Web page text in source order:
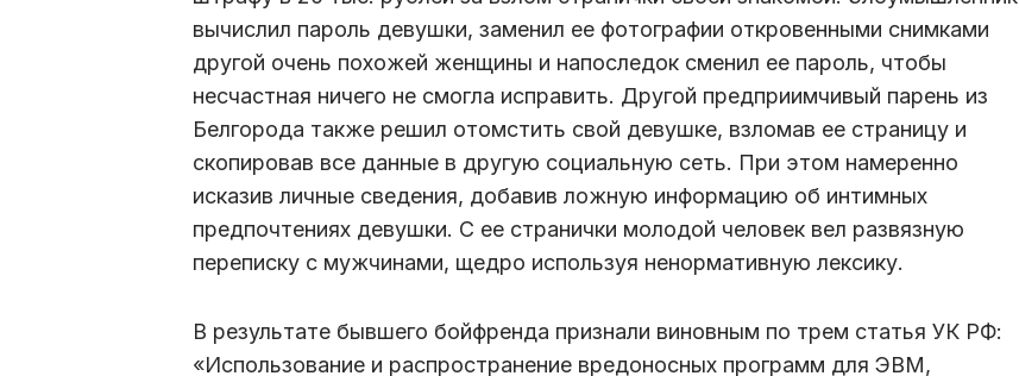
вычислил пароль девушки, заменил ее фотографии откровенными снимками
другой очень похожей женщины и напоследок сменил ее пароль, чтобы
несчастная ничего не смогла исправить. Другой предприимчивый парень из
Белгорода также решил отомстить свой девушке, взломав ее страницу и
скопировав все данные в другую социальную сеть. При этом намеренно
исказив личные сведения, добавив ложную информацию об интимных
предпочтениях девушки. С ее странички молодой человек вел развязную
переписку с мужчинами, щедро используя ненормативную лексику.
В результате бывшего бойфренда признали виновным по трем статья УК РФ:
«Использование и распространение вредоносных программ для ЭВМ,